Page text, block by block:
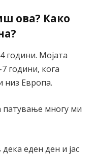
ова? Како
години. Мојата
години, кога
низ Европа.
патување многу ми
еден ден и јас